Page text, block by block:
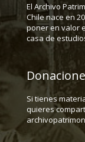
El Archivo
Chile nace en
poner en valor
casa de
Si tienes
quieres